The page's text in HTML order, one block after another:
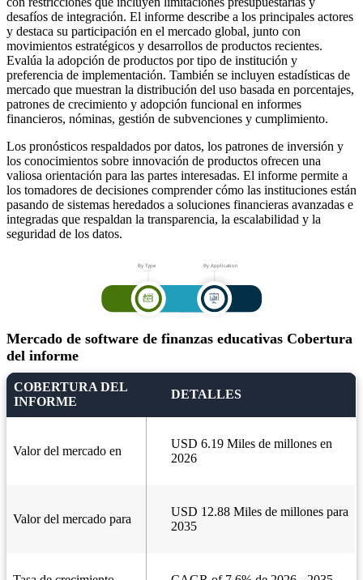
desafíos de integración. El informe describe a los principales actores
y destaca su participación en el mercado global, junto con
movimientos estratégicos y desarrollos de productos recientes.
Evalúa la adopción de productos por tipo de institución y
preferencia de implementación. También se incluyen estadísticas de
mercado que muestran la distribución del uso basada en porcentajes,
patrones de crecimiento y adopción funcional en informes
financieros, nóminas, gestión de subvenciones y cumplimiento.
Los pronósticos respaldados por datos, los patrones de inversión y
los conocimientos sobre innovación de productos ofrecen una
valiosa orientación para las partes interesadas. El informe permite a
los tomadores de decisiones comprender cómo las instituciones están
pasando de sistemas heredados a soluciones financieras avanzadas e
integradas que respaldan la transparencia, la escalabilidad y la
seguridad de los datos.
Mercado de software de finanzas educativas Cobertura
del informe
COBERTURA DEL
INFORME
DETALLES
Valor del mercado en
USD 6.19 Miles de millones en
2026
Valor del mercado para
USD 12.88 Miles de millones para
2035